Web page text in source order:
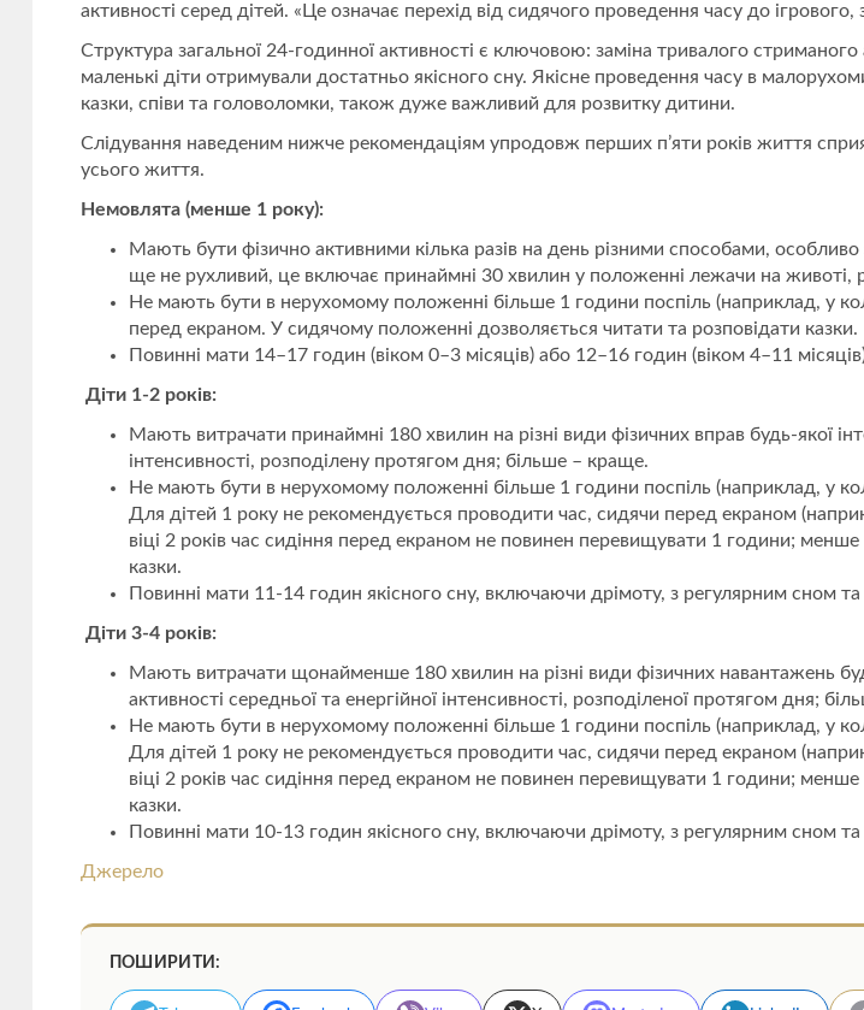
активності серед дітей. «Це означає перехід від сидячого проведення часу до
Структура загальної 24-годинної активності є ключовою: заміна тривалого
маленькі діти отримували достатньо якісного сну. Якісне проведення часу в
казки, співи та головоломки, також дуже важливий для розвитку дитини.
Слідування наведеним нижче рекомендаціям упродовж перших п’яти років життя
усього життя.
Немовлята (менше 1 року):
Мають бути фізично активними кілька разів на день різними способами,
ще не рухливий, це включає принаймні 30 хвилин у положенні лежачи на животі,
Не мають бути в нерухомому положенні більше 1 години поспіль (наприклад, у
перед екраном. У сидячому положенні дозволяється читати та розповідати казки.
Повинні мати 14–17 годин (віком 0–3 місяців) або 12–16 годин (віком 4–11
Діти 1-2 років:
Мають витрачати принаймні 180 хвилин на різні види фізичних вправ будь-якої
інтенсивності, розподілену протягом дня; більше – краще.
Не мають бути в нерухомому положенні більше 1 години поспіль (наприклад, у
Для дітей 1 року не рекомендується проводити час, сидячи перед екраном
віці 2 років час сидіння перед екраном не повинен перевищувати 1 години;
казки.
Повинні мати 11-14 годин якісного сну, включаючи дрімоту, з регулярним сном
Діти 3-4 років:
Мають витрачати щонайменше 180 хвилин на різні види фізичних навантажень
активності середньої та енергійної інтенсивності, розподіленої протягом дня;
Не мають бути в нерухомому положенні більше 1 години поспіль (наприклад, у
Для дітей 1 року не рекомендується проводити час, сидячи перед екраном
віці 2 років час сидіння перед екраном не повинен перевищувати 1 години;
казки.
Повинні мати 10-13 годин якісного сну, включаючи дрімоту, з регулярним сном
Джерело
ПОШИРИТИ: